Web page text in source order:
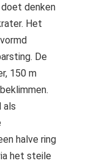
denken
Het
De
150 m
als
halve ring
het steile